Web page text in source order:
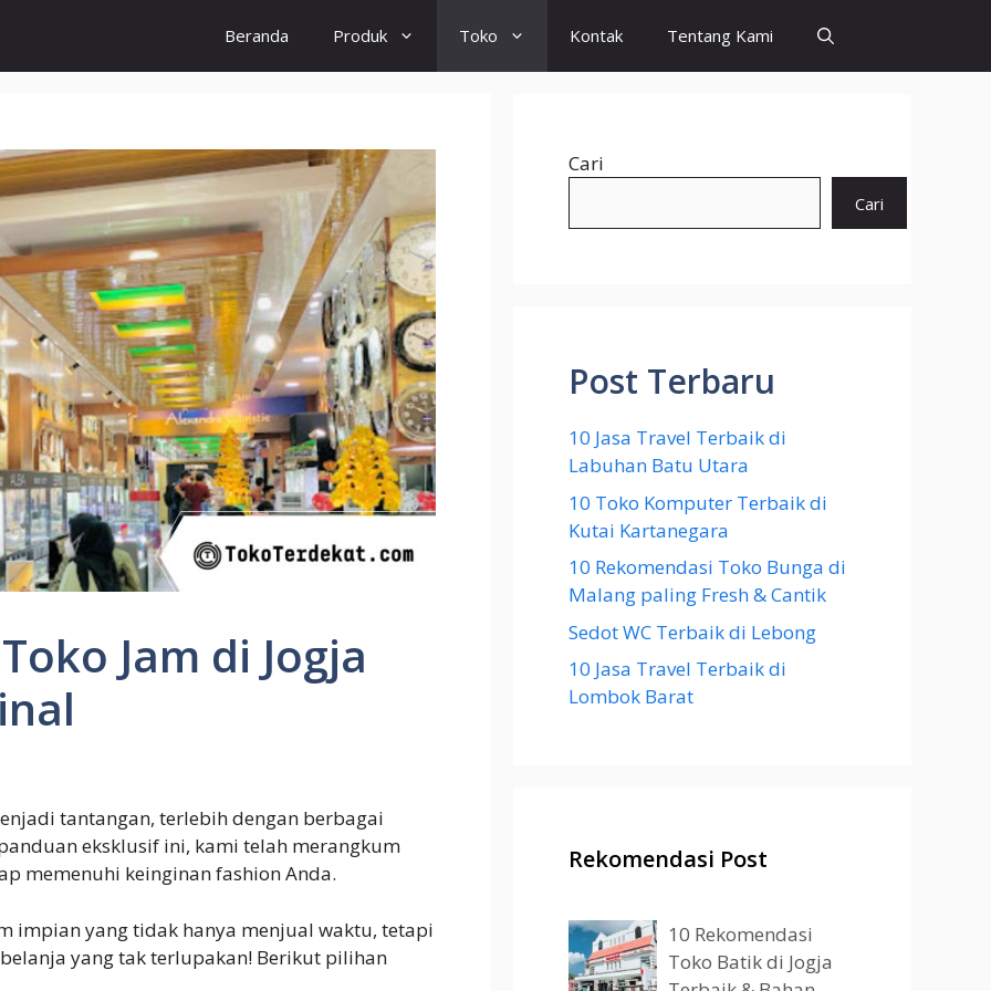
Beranda Produk Toko Kontak Tentang Kami
Jam di Jogja
tantangan, terlebih dengan berbagai
eksklusif ini, kami telah merangkum
memenuhi keinginan fashion Anda.
impian yang tidak hanya menjual waktu, tetapi
yang tak terlupakan! Berikut pilihan
Cari
Cari
Post Terbaru
10 Jasa Travel Terbaik di
Labuhan Batu Utara
10 Toko Komputer Terbaik di
Kutai Kartanegara
10 Rekomendasi Toko Bunga di
Malang paling Fresh & Cantik
Sedot WC Terbaik di Lebong
10 Jasa Travel Terbaik di
Lombok Barat
Rekomendasi Post
10 Rekomendasi
Toko Batik di Jogja